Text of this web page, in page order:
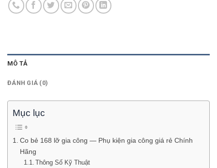
MÔ TẢ
ĐÁNH GIÁ (0)
Mục lục
Co bẻ 168 lỡ gia công — Phụ kiện gia công giá rẻ Chính
Hãng
Thông Số Kỹ Thuật